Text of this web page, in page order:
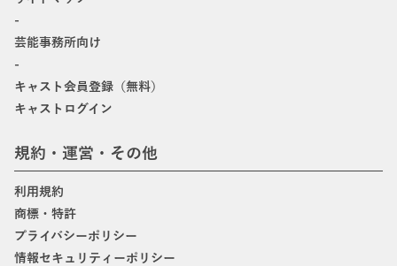
-
芸能事務所向け
-
キャスト会員登録（無料）
キャストログイン
規約・運営・その他
利用規約
商標・特許
プライバシーポリシー
情報セキュリティーポリシー